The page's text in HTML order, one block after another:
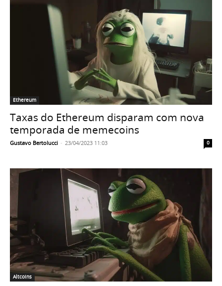
Ethereum
Taxas do Ethereum disparam com nova
temporada de memecoins
Gustavo Bertolucci - 23/04/2023 11:03 0
Altcoins